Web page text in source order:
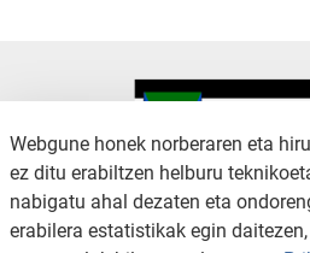
Webgune honek norberaren eta
ez ditu erabiltzen helburu
nabigatu ahal dezaten eta
erabilera estatistikak egin